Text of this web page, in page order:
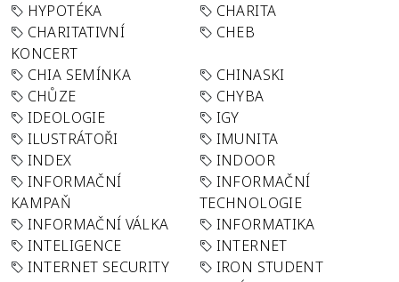
HYPOTÉKA
CHARITA
CHARITATIVNÍ
KONCERT
CHEB
CHIA SEMÍNKA
CHINASKI
CHŮZE
CHYBA
IDEOLOGIE
IGY
ILUSTRÁTOŘI
IMUNITA
INDEX
INDOOR
INFORMAČNÍ
KAMPAŇ
INFORMAČNÍ
TECHNOLOGIE
INFORMAČNÍ VÁLKA
INFORMATIKA
INTELIGENCE
INTERNET
INTERNET SECURITY
IRON STUDENT